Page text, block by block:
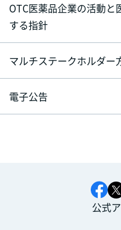
OTC医薬品企業の活動
する指針
マルチステークホルダー
電子公告
公式